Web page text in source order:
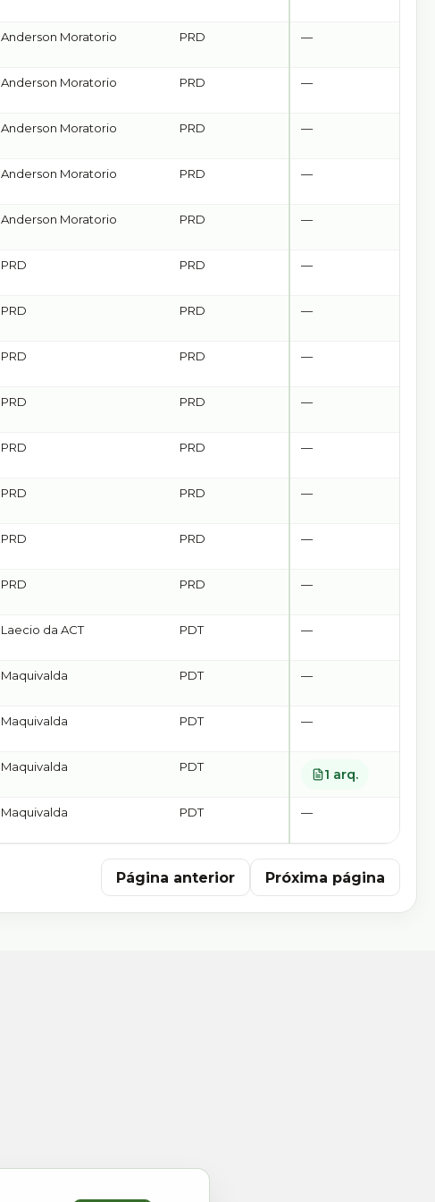
Anderson Moratorio PRD —
Anderson Moratorio PRD —
Anderson Moratorio PRD —
Anderson Moratorio PRD —
Anderson Moratorio PRD —
PRD PRD —
PRD PRD —
PRD PRD —
PRD PRD —
PRD PRD —
PRD PRD —
PRD PRD —
PRD PRD —
Laecio da ACT PDT —
Maquivalda PDT —
Maquivalda PDT —
Maquivalda PDT 1 arq.
Maquivalda PDT —
Página anterior Próxima página